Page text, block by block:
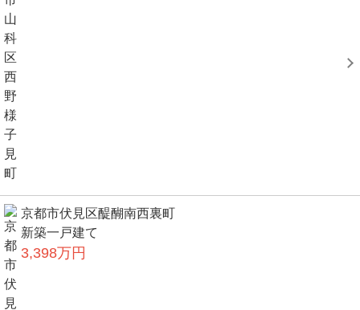
京都市伏見区醍醐南西裏町
新築一戸建て
3,398万円